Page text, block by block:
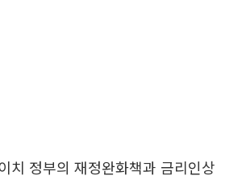
치 정부의 재정완화책과 금리인상